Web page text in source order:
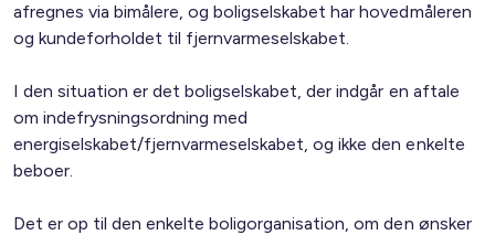
afregnes via bimålere, og boligselskabet har hovedmåleren
og kundeforholdet til fjernvarmeselskabet.
I den situation er det boligselskabet, der indgår en aftale
om indefrysningsordning med
energiselskabet/fjernvarmeselskabet, og ikke den enkelte
beboer.
Det er op til den enkelte boligorganisation, om den ønsker